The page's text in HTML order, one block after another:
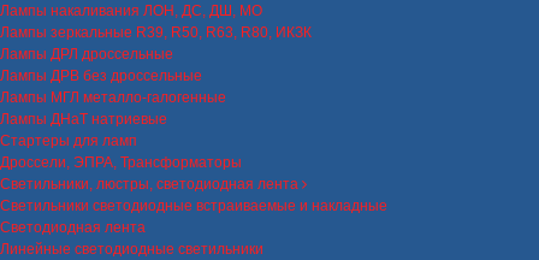
Лампы накаливания ЛОН, ДС, ДШ, МО
Лампы зеркальные R39, R50, R63, R80, ИКЗК
Лампы ДРЛ дроссельные
Лампы ДРВ без дроссельные
Лампы МГЛ металло-галогенные
Лампы ДНаТ натриевые
Стартеры для ламп
Дроссели, ЭПРА, Трансформаторы
Светильники, люстры, светодиодная лента
Светильники светодиодные встраиваемые и накладные
Светодиодная лента
Линейные светодиодные светильники